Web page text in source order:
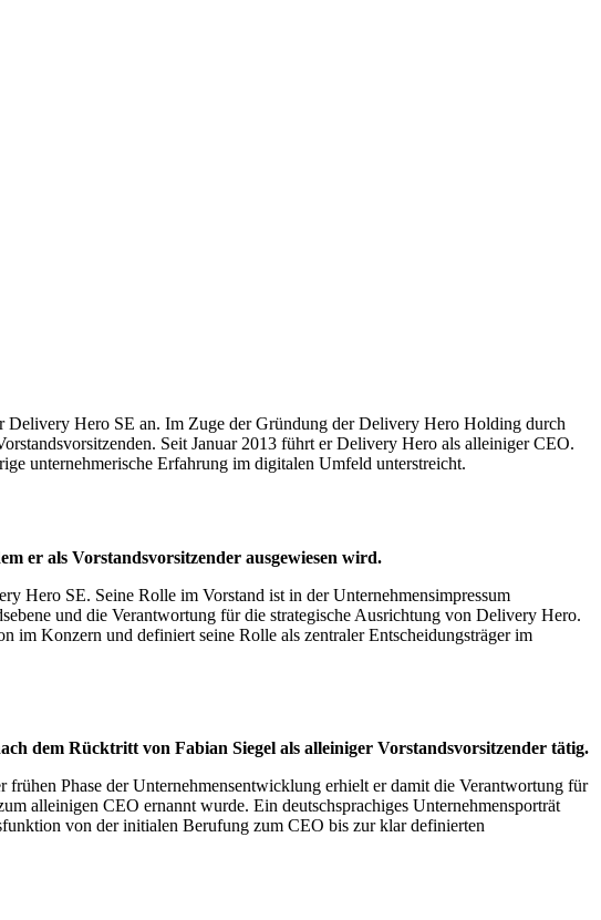
Hero SE an. Im Zuge der Gründung der Delivery Hero Holding durch
Seit Januar 2013 führt er Delivery Hero als alleiniger CEO.
unternehmerische Erfahrung im digitalen Umfeld unterstreicht.
er als Vorstandsvorsitzender ausgewiesen wird.
Hero SE. Seine Rolle im Vorstand ist in der Unternehmensimpressum
und die Verantwortung für die strategische Ausrichtung von Delivery Hero.
im Konzern und definiert seine Rolle als zentraler Entscheidungsträger im
dem Rücktritt von Fabian Siegel als alleiniger Vorstandsvorsitzender tätig.
Phase der Unternehmensentwicklung erhielt er damit die Verantwortung für
alleinigen CEO ernannt wurde. Ein deutschsprachiges Unternehmensporträt
von der initialen Berufung zum CEO bis zur klar definierten